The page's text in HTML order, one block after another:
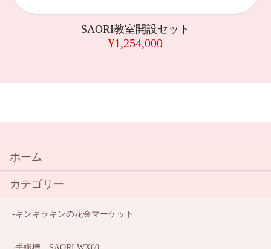
SAORI教室開設セット
¥1,254,000
ホーム
カテゴリー
キンキラキンの花金マーケット